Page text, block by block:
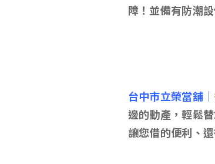
障！並備有防潮
台中市立榮當舖｜
邊的動產，輕鬆
讓您借的便利、還